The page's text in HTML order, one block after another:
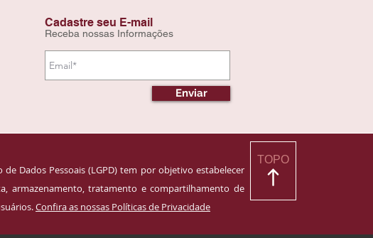
Cadastre seu E-mail
Receba nossas Informações
Enviar
de Dados Pessoais (LGPD) tem por objetivo estabelecer
armazenamento, tratamento e compartilhamento de
Confira as nossas Políticas de Privacidade
TOPO